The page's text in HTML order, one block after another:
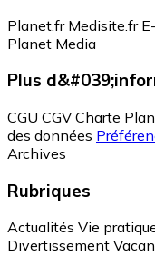
Planet.fr Medisite.fr
Planet Media
Plus
CGU CGV Charte
des données
Archives
Rubriques
Actualités Vie
Divertissement